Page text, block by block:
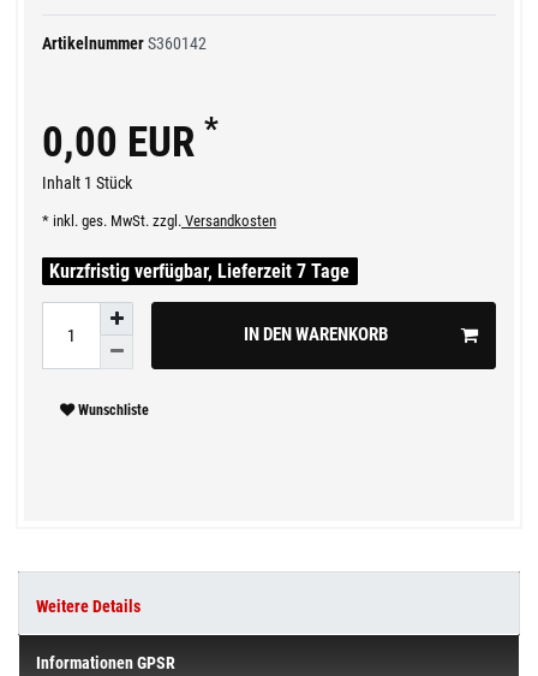
ArtikelnummerS360142
0,00 EUR *
Inhalt 1 Stück
* inkl. ges. MwSt. zzgl. Versandkosten
Kurzfristig verfügbar, Lieferzeit 7 Tage
IN DEN WARENKORB
Wunschliste
Weitere Details
Informationen GPSR